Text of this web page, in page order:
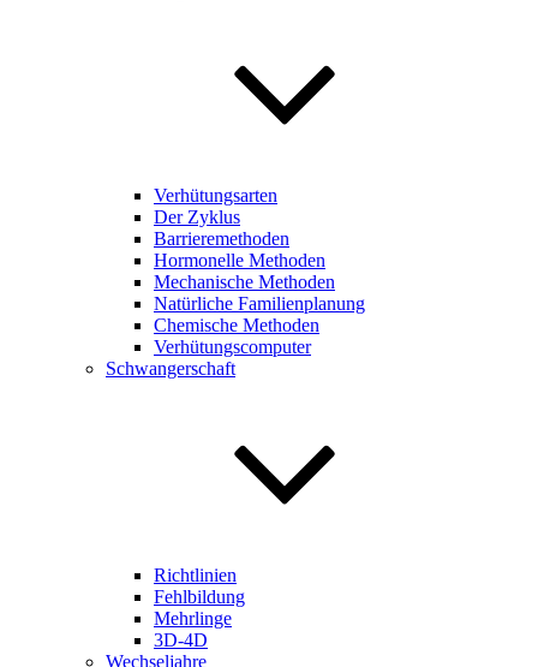
Verhütungsarten
Der Zyklus
Barrieremethoden
Hormonelle Methoden
Mechanische Methoden
Natürliche Familienplanung
Chemische Methoden
Verhütungscomputer
Schwangerschaft
Richtlinien
Fehlbildung
Mehrlinge
3D-4D
Wechseljahre